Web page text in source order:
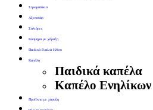
Στρωματάκια
Αξεσουάρ
Σαλιάρες
Κόσμημα με χάραξη
Παιδικά Γυαλιά Ηλίου
Καπέλα
Παιδικά καπέλα
Καπέλο Ενηλίκων
Προϊόντα με χάραξη